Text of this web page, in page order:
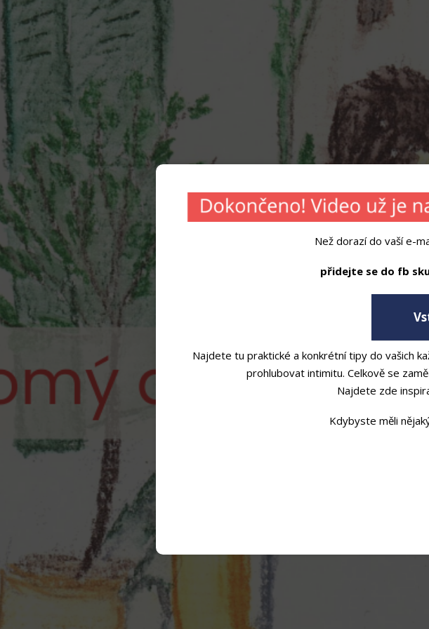
Než dorazí do vaší e-
přidejte se do fb
Najdete tu praktické a konkrétní tipy do vašich
prohlubovat intimitu. Celkově se
Najdete zde
Kdybyste měli